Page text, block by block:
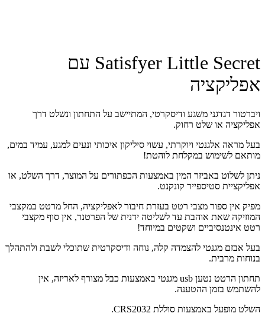
Satisfyer Little Secret עם
אפליקציה
ויברטור דגדגני משגע ודיסקרטי, המתיישב על התחתון ונשלט דרך
אפליקציה או שלט רחוק.
בעל מראה אלגנטי ויוקרתי, עשוי סיליקון איכותי ונעים למגע, עמיד במים,
מותאם לשימוש במקלחת לוהטת!
ניתן לשלוט באביזר המין באמצעות הכפתורים על המוצר, דרך השלט, או
אפליקציית סטיספייר קונקנט.
מפיק אין ספור מצבי רטט בעזרת חיבור לאפליקציה, החל מרטט במקצבי
המוזיקה שאת אוהבת עד לשליטה ידנית של הפרטנר, אין סוף מקצבי
רטט אינטנסיביים ושקטים במיוחד!
בעל אבזם מגנטי להצמדה קלה, נוחה ודיסקרטית שתוכלי לשבת ולהתהלך
בנוחות מרבית.
תחתון הרטט נטען usb מגנטי באמצעות כבל מצורף לאריזה, אין
להשתמש בזמן ההטענה.
השלט מופעל באמצעות סוללת CRS2032.